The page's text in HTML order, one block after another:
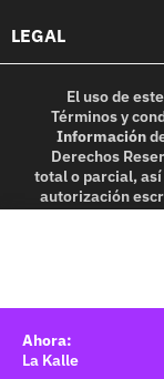
LEGAL
El uso de
Términos y
Información
Derechos
total o parcial,
autorización
in part, or
La Kalle